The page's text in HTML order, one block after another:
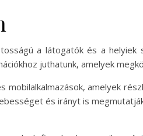
a látogatók és a
juthatunk, amelyek
amelyek
és irányt is